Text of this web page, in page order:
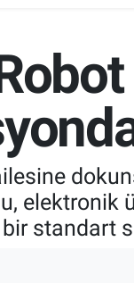
elektronik
standart